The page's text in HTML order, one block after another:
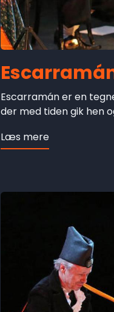
Escarramán er en
der med tiden gik hen
Læs mere